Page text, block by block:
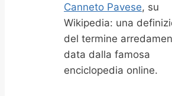
Canneto Pavese, su
Wikipedia: una
del termine
data dalla famosa
enciclopedia online.